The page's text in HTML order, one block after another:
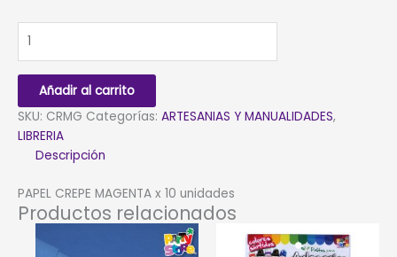
CREPE
10
unidades
cantidad
Añadir al carrito
SKU: CRMG Categorías: ARTESANIAS Y MANUALIDADES,
LIBRERIA
Descripción
PAPEL CREPE MAGENTA x 10 unidades
Productos relacionados